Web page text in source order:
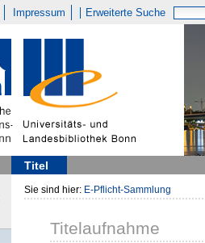
Impressum Erweiterte Suche
Titel
Sie sind hier: E-Pflicht-Sammlung
Titelaufnahme